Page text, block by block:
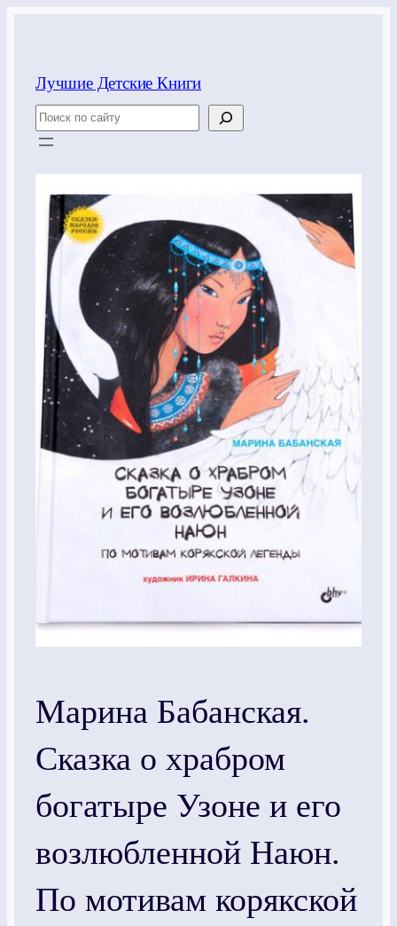
Лучшие Детские Книги
Поиск
Марина Бабанская.
Сказка о храбром
богатыре Узоне и его
возлюбленной Наюн.
По мотивам корякской